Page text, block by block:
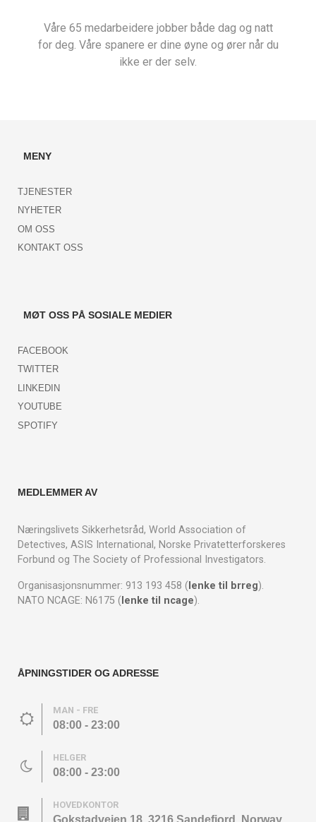
Våre 65 medarbeidere jobber både dag og natt
for deg. Våre spanere er dine øyne og ører når du
ikke er der selv.
MENY
TJENESTER
NYHETER
OM OSS
KONTAKT OSS
MØT OSS PÅ SOSIALE MEDIER
FACEBOOK
TWITTER
LINKEDIN
YOUTUBE
SPOTIFY
MEDLEMMER AV
Næringslivets Sikkerhetsråd, World Association of
Detectives, ASIS International, Norske Privatetterforskeres
Forbund og The Society of Professional Investigators.
Organisasjonsnummer: 913 193 458 ( lenke til brreg).
NATO NCAGE: N6175 ( lenke til ncage).
ÅPNINGSTIDER OG ADRESSE
MAN - FRE
08:00 - 23:00
HELGER
08:00 - 23:00
HOVEDKONTOR